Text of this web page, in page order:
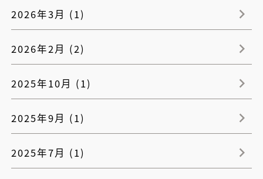
2026年3月 (1)
2026年2月 (2)
2025年10月 (1)
2025年9月 (1)
2025年7月 (1)